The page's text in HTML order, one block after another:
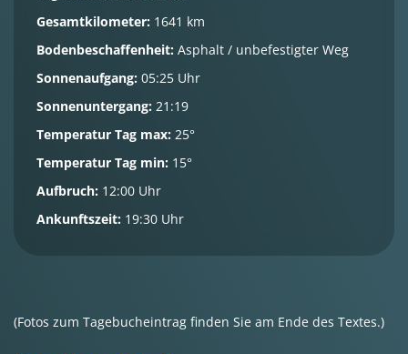
Gesamtkilometer: 1641 km
Bodenbeschaffenheit: Asphalt / unbefestigter Weg
Sonnenaufgang: 05:25 Uhr
Sonnenuntergang: 21:19
Temperatur Tag max: 25°
Temperatur Tag min: 15°
Aufbruch: 12:00 Uhr
Ankunftszeit: 19:30 Uhr
(Fotos zum Tagebucheintrag finden Sie am Ende des Textes.)